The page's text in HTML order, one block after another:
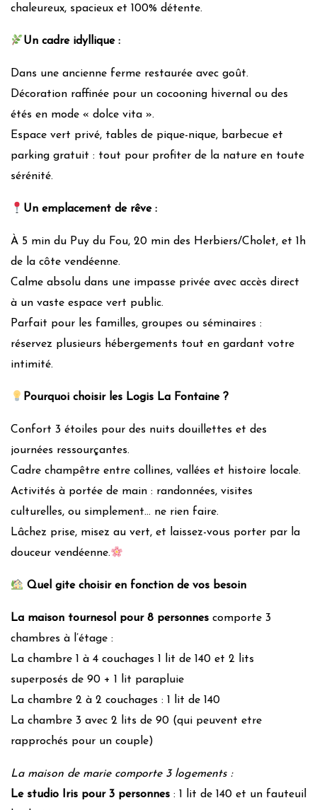
Système de prêt/location de vélo
Douchette/Mousseur d’économie d’eau
Waste management
Tri papier
Verre
Métaux
Poubelle à tri sélectif
Compost-LombriCompostage-Digesteur
Action for fauna and flora
Valorisation des producteurs locaux, de l’artisanat et des
associations locales
déclarations des propriétaires et modérées par l’équipe de Grintoura
chaleureux, spacieux et 100% détente.
Un cadre idyllique :
Dans une ancienne ferme restaurée avec goût.
Décoration raffinée pour un cocooning hivernal ou des
étés en mode « dolce vita ».
Espace vert privé, tables de pique-nique, barbecue et
parking gratuit : tout pour profiter de la nature en toute
sérénité.
Un emplacement de rêve :
À 5 min du Puy du Fou, 20 min des Herbiers/Cholet, et 1h
de la côte vendéenne.
Calme absolu dans une impasse privée avec accès direct
à un vaste espace vert public.
Parfait pour les familles, groupes ou séminaires :
réservez plusieurs hébergements tout en gardant votre
intimité.
Pourquoi choisir les Logis La Fontaine ?
Confort 3 étoiles pour des nuits douillettes et des
journées ressourçantes.
Cadre champêtre entre collines, vallées et histoire locale.
Activités à portée de main : randonnées, visites
culturelles, ou simplement… ne rien faire.
Lâchez prise, misez au vert, et laissez-vous porter par la
douceur vendéenne.
Quel gite choisir en fonction de vos besoin
La maison tournesol pour 8 personnes comporte 3
chambres à l’étage :
La chambre 1 à 4 couchages 1 lit de 140 et 2 lits
superposés de 90 + 1 lit parapluie
La chambre 2 à 2 couchages : 1 lit de 140
La chambre 3 avec 2 lits de 90 (qui peuvent etre
rapprochés pour un couple)
La maison de marie comporte 3 logements :
Le studio Iris pour 3 personnes : 1 lit de 140 et un fauteuil